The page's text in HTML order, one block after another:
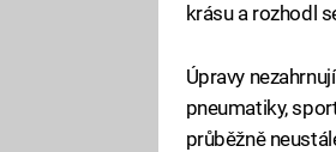
krásu a rozhodl
Úpravy
pneumatiky,
průběžně